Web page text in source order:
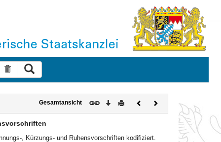
Suche zurücksetzen
Gesamtansicht Download
DruckenVorherigesNächstes
Dokument
, Kürzungs- und Ruhensvorschriften kodifiziert.